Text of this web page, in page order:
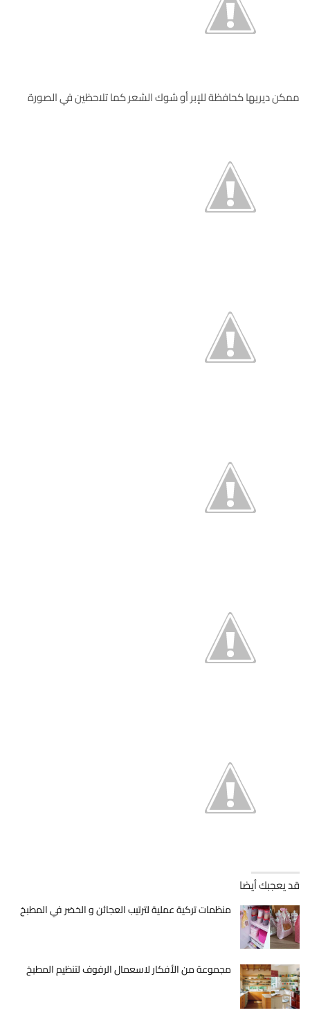
ممكن ديريها كحافظة للإبر أو شوك الشعر كما تلاحظين في الصورة
قد يعجبك أيضا
منظمات تركية عملية لترتيب العجائن و الخضر في المطبخ
مجموعة من الأفكار لاسعمال الرفوف لتنظيم المطبخ